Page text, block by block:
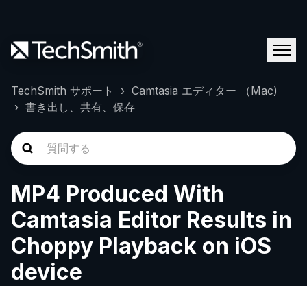
TechSmith サポート
Camtasia エディター （Mac)
書き出し、共有、保存
MP4 Produced With
Camtasia Editor Results in
Choppy Playback on iOS
device